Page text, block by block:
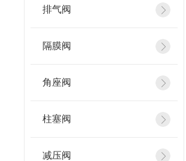
排气阀
隔膜阀
角座阀
柱塞阀
减压阀